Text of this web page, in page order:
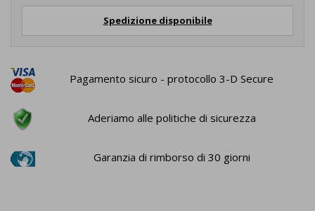
Spedizione disponibile
Pagamento sicuro - protocollo 3-D Secure
Aderiamo alle politiche di sicurezza
Garanzia di rimborso di 30 giorni